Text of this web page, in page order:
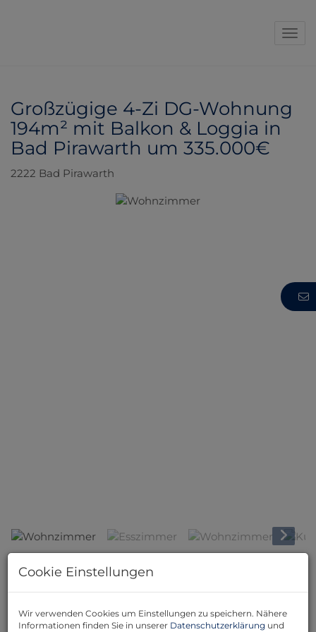
Großzügige 4-Zi DG-Wohnung
194m² mit Balkon & Loggia in
Bad Pirawarth um 335.000€
2222 Bad Pirawarth
Beschreibung
Willkommen in Ihrem neuen Zuhause in Bad
Pirawarth, Niederösterreich! Diese exklusive
Cookie Einstellungen
Wir verwenden Cookies um Einstellungen zu speichern. Nähere
Informationen finden Sie in unserer Datenschutzerklärung und